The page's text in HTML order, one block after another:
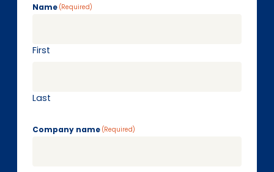
Name (Required)
First
Last
Company name (Required)